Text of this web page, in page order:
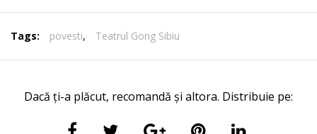
Tags: povesti, Teatrul Gong Sibiu
Dacă ți-a plăcut, recomandă și altora. Distribuie pe: